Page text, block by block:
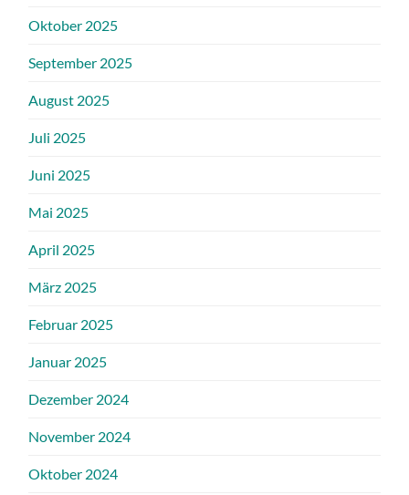
Oktober 2025
September 2025
August 2025
Juli 2025
Juni 2025
Mai 2025
April 2025
März 2025
Februar 2025
Januar 2025
Dezember 2024
November 2024
Oktober 2024